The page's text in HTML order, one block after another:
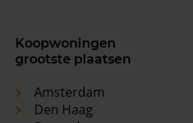
Koopwoningen
grootste plaatsen
Amsterdam
Den Haag